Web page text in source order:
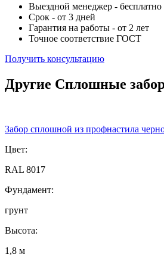
Выездной менеджер - бесплатно
Срок - от 3 дней
Гарантия на работы - от 2 лет
Точное соответствие ГОСТ
Получить консультацию
Другие Сплошные
Забор сплошной из профнастила
Цвет:
RAL 8017
Фундамент:
грунт
Высота:
1,8 м